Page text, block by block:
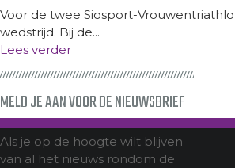
Voor de twee Siosport-
wedstrijd. Bij de...
Lees verder
MELD JE AAN VOOR DE NIEUWSBRIEF
Als je op de hoogte wilt blijven
van al het nieuws rondom de